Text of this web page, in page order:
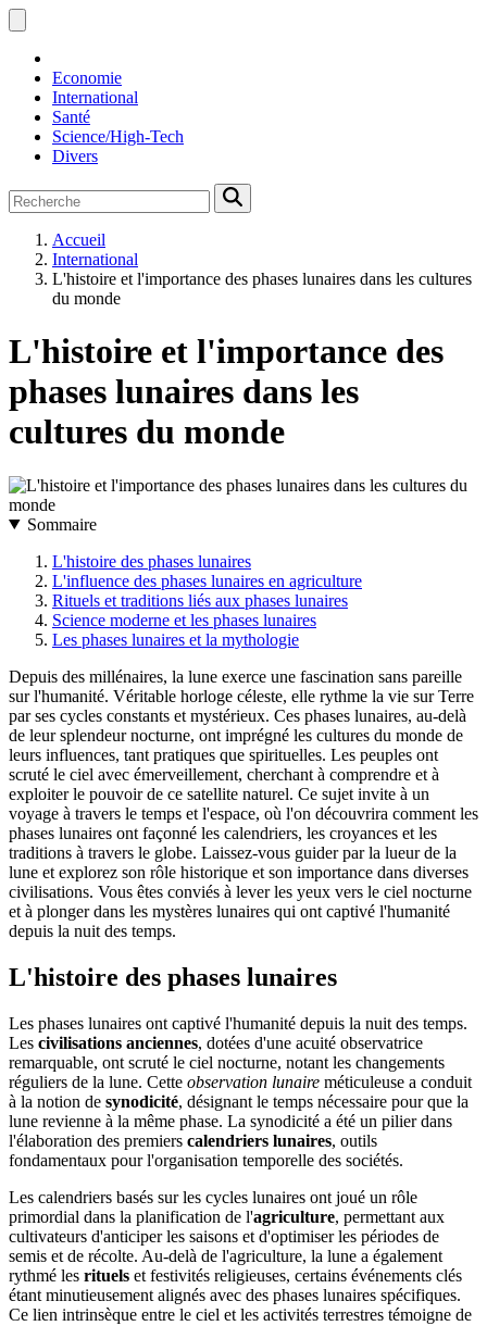
Economie
International
Santé
Science/High-Tech
Divers
Accueil
International
L'histoire et l'importance des phases lunaires dans les cultures
du monde
L'histoire et l'importance des
phases lunaires dans les
cultures du monde
Sommaire
L'histoire des phases lunaires
L'influence des phases lunaires en agriculture
Rituels et traditions liés aux phases lunaires
Science moderne et les phases lunaires
Les phases lunaires et la mythologie
Depuis des millénaires, la lune exerce une fascination sans pareille
sur l'humanité. Véritable horloge céleste, elle rythme la vie sur Terre
par ses cycles constants et mystérieux. Ces phases lunaires, au-delà
de leur splendeur nocturne, ont imprégné les cultures du monde de
leurs influences, tant pratiques que spirituelles. Les peuples ont
scruté le ciel avec émerveillement, cherchant à comprendre et à
exploiter le pouvoir de ce satellite naturel. Ce sujet invite à un
voyage à travers le temps et l'espace, où l'on découvrira comment les
phases lunaires ont façonné les calendriers, les croyances et les
traditions à travers le globe. Laissez-vous guider par la lueur de la
lune et explorez son rôle historique et son importance dans diverses
civilisations. Vous êtes conviés à lever les yeux vers le ciel nocturne
et à plonger dans les mystères lunaires qui ont captivé l'humanité
depuis la nuit des temps.
L'histoire des phases lunaires
Les phases lunaires ont captivé l'humanité depuis la nuit des temps.
Les civilisations anciennes, dotées d'une acuité observatrice
remarquable, ont scruté le ciel nocturne, notant les changements
réguliers de la lune. Cette observation lunaire méticuleuse a conduit
à la notion de synodicité, désignant le temps nécessaire pour que la
lune revienne à la même phase. La synodicité a été un pilier dans
l'élaboration des premiers calendriers lunaires, outils
fondamentaux pour l'organisation temporelle des sociétés.
Les calendriers basés sur les cycles lunaires ont joué un rôle
primordial dans la planification de l'agriculture, permettant aux
cultivateurs d'anticiper les saisons et d'optimiser les périodes de
semis et de récolte. Au-delà de l'agriculture, la lune a également
rythmé les rituels et festivités religieuses, certains événements clés
étant minutieusement alignés avec des phases lunaires spécifiques.
Ce lien intrinsèque entre le ciel et les activités terrestres témoigne de